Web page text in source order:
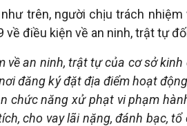
trên, người chịu trách
điều kiện về an ninh, trật tự
về an ninh, trật tự của cơ sở
đăng ký đặt địa điểm hoạt
chức năng xử phạt vi phạm
cho vay lãi nặng, đánh bạc,